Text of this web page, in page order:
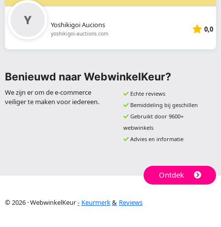
Yoshikigoi Aucions
yoshikigoi-auctions.com 0,0
Benieuwd naar WebwinkelKeur?
We zijn er om de e-commerce
veiliger te maken voor iedereen.
Echte reviews
Bemiddeling bij geschillen
Gebruikt door 9600+
webwinkels
Advies en informatie
Ontdek
© 2026 · WebwinkelKeur Keurmerk Reviews